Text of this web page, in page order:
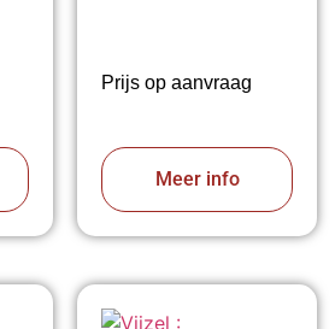
Prijs op aanvraag
Meer info